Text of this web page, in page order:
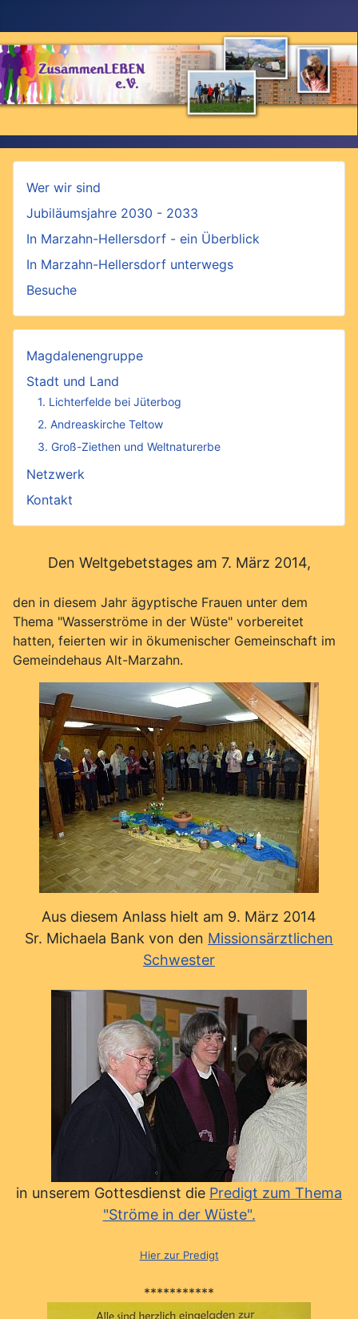
Wer wir sind
Jubiläumsjahre 2030 - 2033
In Marzahn-Hellersdorf - ein Überblick
In Marzahn-Hellersdorf unterwegs
Besuche
Magdalenengruppe
Stadt und Land
1. Lichterfelde bei Jüterbog
2. Andreaskirche Teltow
3. Groß-Ziethen und Weltnaturerbe
Netzwerk
Kontakt
Den Weltgebetstages am 7. März 2014,
den in diesem Jahr ägyptische Frauen unter dem
Thema "Wasserströme in der Wüste" vorbereitet
hatten, feierten wir in ökumenischer Gemeinschaft im
Gemeindehaus Alt-Marzahn.
Aus diesem Anlass hielt am 9. März 2014
Sr. Michaela Bank von den Missionsärztlichen
Schwester
in unserem Gottesdienst die Predigt zum Thema
"Ströme in der Wüste".
Hier zur Predigt
***********